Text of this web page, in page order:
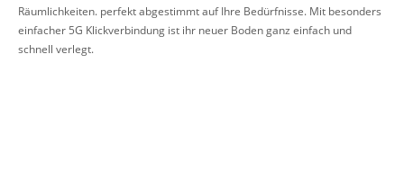
Räumlichkeiten. perfekt abgestimmt auf Ihre Bedürfnisse. Mit besonders
einfacher 5G Klickverbindung ist ihr neuer Boden ganz einfach und
schnell verlegt.